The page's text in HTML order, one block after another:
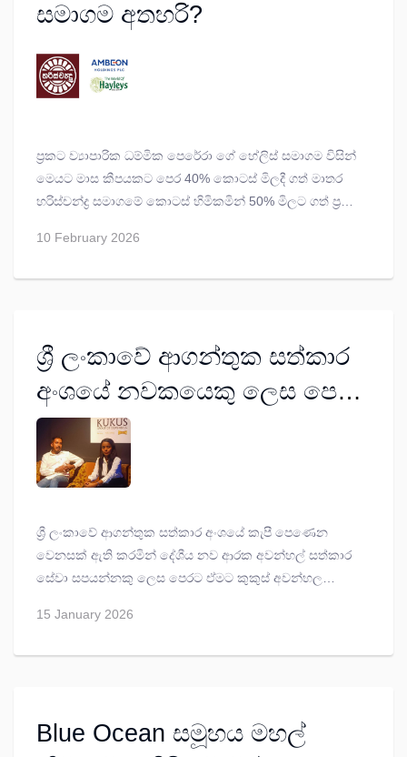
සමාගම අතහරි?
ප්‍රකට ව්‍යාපාරික ධම්මික පෙරේරා ගේ හේලිස් සමාගම විසින්
මෙයට මාස කීපයකට පෙර 40% කොටස් මිලදී ගත් මාතර
හරිස්චන්ද්‍ර සමාගමේ කොටස් හිමිකමින් 50% මිලට ගත් ප්‍රකට
Ambeon Holdings PLC සමාගම විසින් හරිස්චන්ද්‍ර සමාගමේ
10 February 2026
ශ්‍රී ලංකාවේ ආගන්තුක සත්කාර
අංශයේ නවකයෙකු ලෙස පෙරට
එන කුකුස් අවන්හල, පබ් සහ
බාර් (පුද්) සමාගම
ශ්‍රී ලංකාවේ ආගන්තුක සත්කාර අංශයේ කැපී පෙණෙන
වෙනසක් ඇති කරමින් දේශීය නව ආරක අවන්හල් සත්කාර
සේවා සපයන්නකු ලෙස පෙරට ඒමට කුකුස් අවන්හල
15 January 2026
Blue Ocean සමූහය මහල්